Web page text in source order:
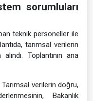
sorumluları
teknik personeller ile
tarımsal verilerin
Toplantının ana
Tarımsal verilerin doğru,
Bakanlık